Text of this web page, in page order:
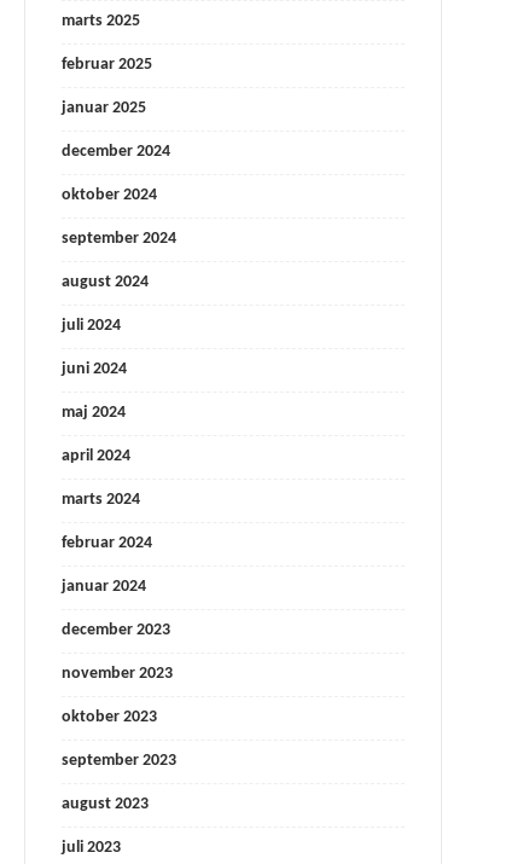
marts 2025
februar 2025
januar 2025
december 2024
oktober 2024
september 2024
august 2024
juli 2024
juni 2024
maj 2024
april 2024
marts 2024
februar 2024
januar 2024
december 2023
november 2023
oktober 2023
september 2023
august 2023
juli 2023